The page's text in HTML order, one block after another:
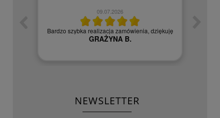
09.07.2026
Bardzo szybka realizacja zamówienia, dziękuję
GRAŻYNA B.
NEWSLETTER